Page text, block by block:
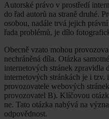
Autorské právo v prostředí
do řad autorů na straně druhé.
osobou, nadále trvá jejich
řada problémů, je dílo
Obecně vzato mohou
nechráněná díla. Otázka
internetových stránek zpravidla
internetových stránkách je i
provozovatele webových
provozovatel B). Klíčovou
ne. Tato otázka nabývá na
odpovědnost.